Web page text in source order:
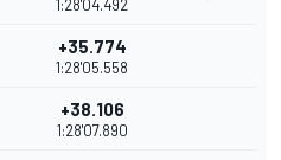
1:28'04.492
+35.774
1:28'05.558
+38.106
1:28'07.890